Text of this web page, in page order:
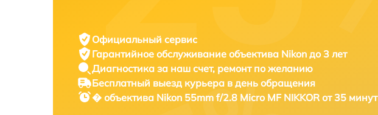
Официальный сервис
Гарантийное обслуживание объектива Nikon до 3 лет
Диагностика за наш счет, ремонт по желанию
Бесплатный выезд курьера в день обращения
� объектива Nikon 55mm f/2.8 Micro MF NIKKOR от 35 минут